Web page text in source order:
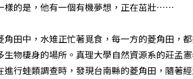
樣的是，他有一個有機夢想，正在茁壯……
角田中，水雉正忙著覓食，每一方的菱角田，
生物棲身的場所。真理大學自然資源系的莊孟憲
進行蛙類調查時，發現台南縣的菱角田，隨著